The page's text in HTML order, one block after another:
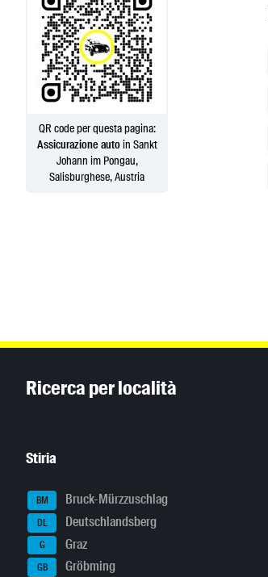
QR code per questa pagina:
Assicurazione autoin Sankt
Johann im Pongau,
Salisburghese, Austria
Ricerca per località
Stiria
BM Bruck-Mürzzuschlag
DL Deutschlandsberg
G Graz
GB Gröbming